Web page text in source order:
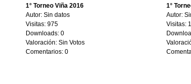
1° Torneo Viña 2016
Autor: Sin datos
Visitas: 975
Downloads: 0
Valoración: Sin Votos
Comentarios: 0
1°
Autor:
Visitas: